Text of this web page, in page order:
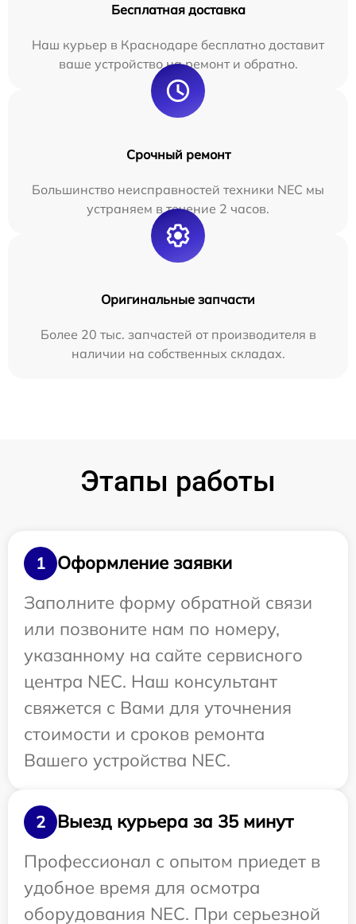
Бесплатная доставка
Наш курьер в Краснодаре бесплатно доставит
ваше устройство на ремонт и обратно.
Срочный ремонт
Большинство неисправностей техники NEC мы
устраняем в течение 2 часов.
Оригинальные запчасти
Более 20 тыс. запчастей от производителя в
наличии на собственных складах.
Этапы работы
1
Оформление заявки
Заполните форму обратной связи
или позвоните нам по номеру,
указанному на сайте сервисного
центра NEC. Наш консультант
свяжется с Вами для уточнения
стоимости и сроков ремонта
Вашего устройства NEC.
2
Выезд курьера за 35 минут
Профессионал с опытом приедет в
удобное время для осмотра
оборудования NEC. При серьезной